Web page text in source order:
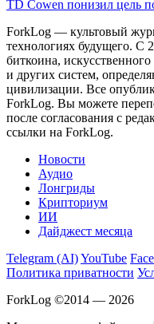
TD Cowen понизил цель
ForkLog — культовый
технологиях будущего. С
биткоина,
и других систем,
цивилизации. Все
ForkLog. Вы можете
после согласования с
ссылки на ForkLog.
Новости
Аудио
Лонгриды
Крипториум
ИИ
Дайджест месяца
Telegram (AI)YouTube
Политика приватности
ForkLog ©2014 — 2026